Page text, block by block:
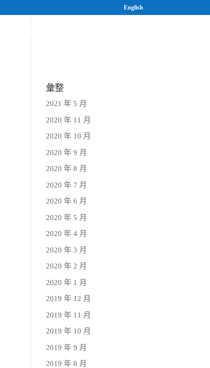
English
研究與人才培育
彙整
2021 年 5 月
2020 年 11 月
2020 年 10 月
2020 年 9 月
2020 年 8 月
2020 年 7 月
2020 年 6 月
2020 年 5 月
2020 年 4 月
2020 年 3 月
2020 年 2 月
2020 年 1 月
2019 年 12 月
2019 年 11 月
2019 年 10 月
2019 年 9 月
2019 年 8 月